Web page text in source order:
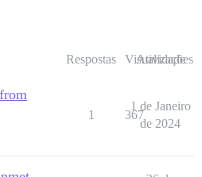
Respostas Visualizações
Atividade
1 367
1 de Janeiro
de 2024